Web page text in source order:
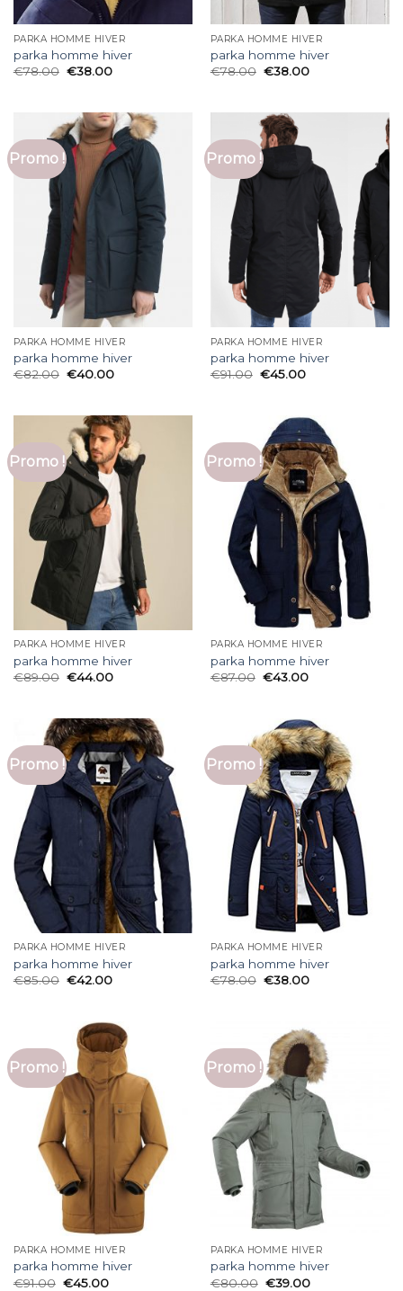
PARKA HOMME HIVER
parka homme hiver
€78.00 €38.00
PARKA HOMME HIVER
parka homme hiver
€78.00 €38.00
Promo !
PARKA HOMME HIVER
parka homme hiver
€82.00 €40.00
Promo !
PARKA HOMME HIVER
parka homme hiver
€91.00 €45.00
Promo !
PARKA HOMME HIVER
parka homme hiver
€89.00 €44.00
Promo !
PARKA HOMME HIVER
parka homme hiver
€87.00 €43.00
Promo !
PARKA HOMME HIVER
parka homme hiver
€85.00 €42.00
Promo !
PARKA HOMME HIVER
parka homme hiver
€78.00 €38.00
Promo !
PARKA HOMME HIVER
parka homme hiver
€91.00 €45.00
Promo !
PARKA HOMME HIVER
parka homme hiver
€80.00 €39.00